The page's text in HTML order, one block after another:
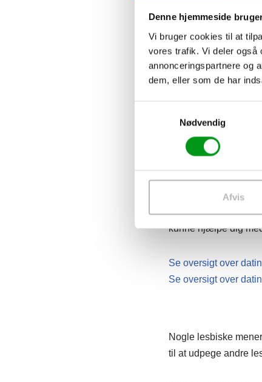
Denne hjemmeside
Vi bruger cookies til at
vores trafik. Vi deler også
annonceringspartnere og
dem, eller som de har
Nødvendig
Afvis
Når vi ikke har
lige nu – ikke har så
eksempelvisDating.dk
viasidernes
Ligeledes er vi sikre
kunne hjælpe dig
Se oversigt over
Se oversigt over
Nogle lesbiske
til at udpege andre